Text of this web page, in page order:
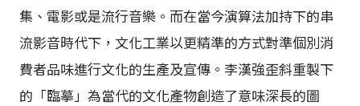
集、電影或是流行音樂。而在當今演算法加持下的串
流影音時代下，文化工業以更精準的方式對準個別消
費者品味進行文化的生產及宣傳。李漢強歪斜重製下
的「臨摹」為當代的文化產物創造了意味深長的圖